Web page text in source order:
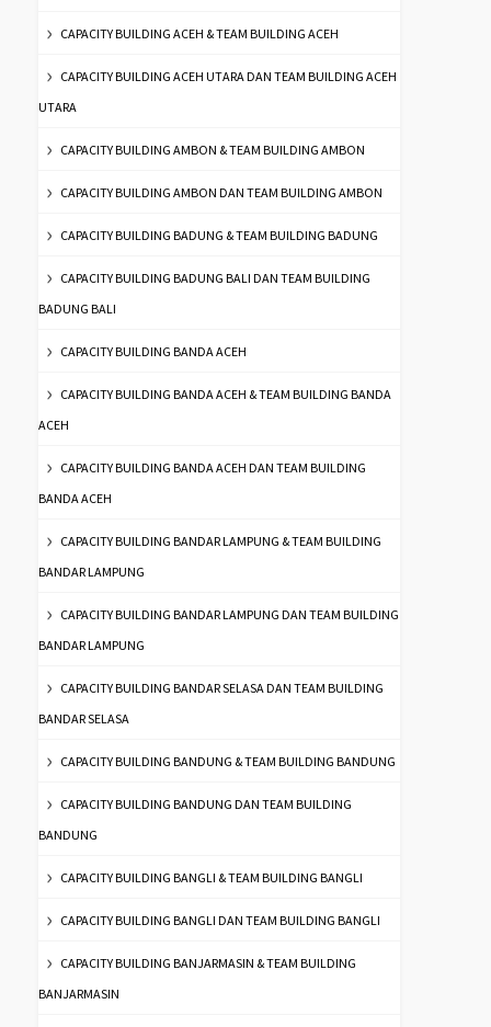
CAPACITY BUILDING ACEH & TEAM BUILDING ACEH
CAPACITY BUILDING ACEH UTARA DAN TEAM BUILDING ACEH
UTARA
CAPACITY BUILDING AMBON & TEAM BUILDING AMBON
CAPACITY BUILDING AMBON DAN TEAM BUILDING AMBON
CAPACITY BUILDING BADUNG & TEAM BUILDING BADUNG
CAPACITY BUILDING BADUNG BALI DAN TEAM BUILDING
BADUNG BALI
CAPACITY BUILDING BANDA ACEH
CAPACITY BUILDING BANDA ACEH & TEAM BUILDING BANDA
ACEH
CAPACITY BUILDING BANDA ACEH DAN TEAM BUILDING
BANDA ACEH
CAPACITY BUILDING BANDAR LAMPUNG & TEAM BUILDING
BANDAR LAMPUNG
CAPACITY BUILDING BANDAR LAMPUNG DAN TEAM BUILDING
BANDAR LAMPUNG
CAPACITY BUILDING BANDAR SELASA DAN TEAM BUILDING
BANDAR SELASA
CAPACITY BUILDING BANDUNG & TEAM BUILDING BANDUNG
CAPACITY BUILDING BANDUNG DAN TEAM BUILDING
BANDUNG
CAPACITY BUILDING BANGLI & TEAM BUILDING BANGLI
CAPACITY BUILDING BANGLI DAN TEAM BUILDING BANGLI
CAPACITY BUILDING BANJARMASIN & TEAM BUILDING
BANJARMASIN